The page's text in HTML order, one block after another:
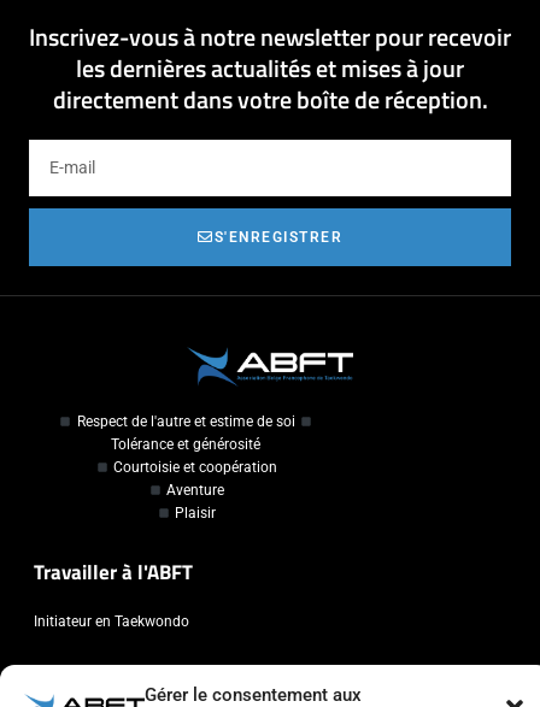
Gérer le consentement aux
Inscrivez-vous à notre newsletter pour recevoir
les dernières actualités et mises à jour
directement dans votre boîte de réception.
S'ENREGISTRER
Respect de l'autre et estime de soi
Tolérance et générosité
Courtoisie et coopération
Aventure
Plaisir
Travailler à l'ABFT
Initiateur en Taekwondo